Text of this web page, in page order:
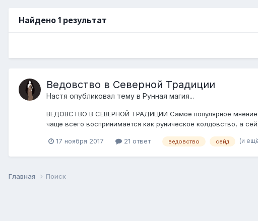
Найдено 1 результат
Ведовство в Северной Традиции
Настя опубликовал тему в Рунная магия...
ВЕДОВСТВО В СЕВЕРНОЙ ТРАДИЦИИ Самое популярное мнение,
чаще всего воспринимается как руническое колдовство, а
17 ноября 2017 21 ответ ведовство сейд (и
Главная Поиск